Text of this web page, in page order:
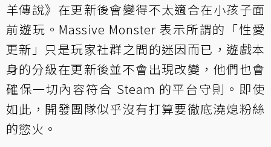
羊傳說》在更新後會變得不太適合在小孩子面
前遊玩。Massive Monster 表示所謂的「性愛
更新」只是玩家社群之間的迷因而已，遊戲本
身的分級在更新後並不會出現改變，他們也會
確保一切內容符合 Steam 的平台守則。即使
如此，開發團隊似乎沒有打算要徹底澆熄粉絲
的慾火。